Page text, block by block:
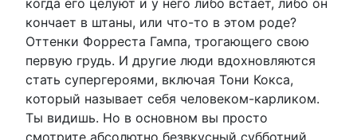
когда его целуют и у него либо встает, либо он
кончает в штаны, или что-то в этом роде?
Оттенки Форреста Гампа, трогающего свою
первую грудь. И другие люди вдохновляются
стать супергероями, включая Тони Кокса,
который называет себя человеком-карликом.
Ты видишь. Но в основном вы просто